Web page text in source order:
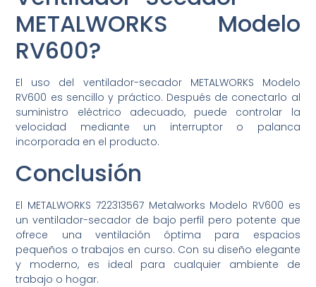
METALWORKS Modelo
RV600?
El uso del ventilador-secador METALWORKS Modelo
RV600 es sencillo y práctico. Después de conectarlo al
suministro eléctrico adecuado, puede controlar la
velocidad mediante un interruptor o palanca
incorporada en el producto.
Conclusión
El METALWORKS 722313567 Metalworks Modelo RV600 es
un ventilador-secador de bajo perfil pero potente que
ofrece una ventilación óptima para espacios
pequeños o trabajos en curso. Con su diseño elegante
y moderno, es ideal para cualquier ambiente de
trabajo o hogar.